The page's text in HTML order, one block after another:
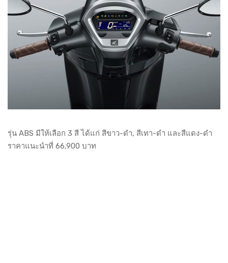
รุ่น ABS มีให้เลือก 3 สี ได้แก่ สีขาว-ดำ, สีเทา-ดำ และสีแดง-ดำ
ราคาแนะนำที่ 66,900 บาท